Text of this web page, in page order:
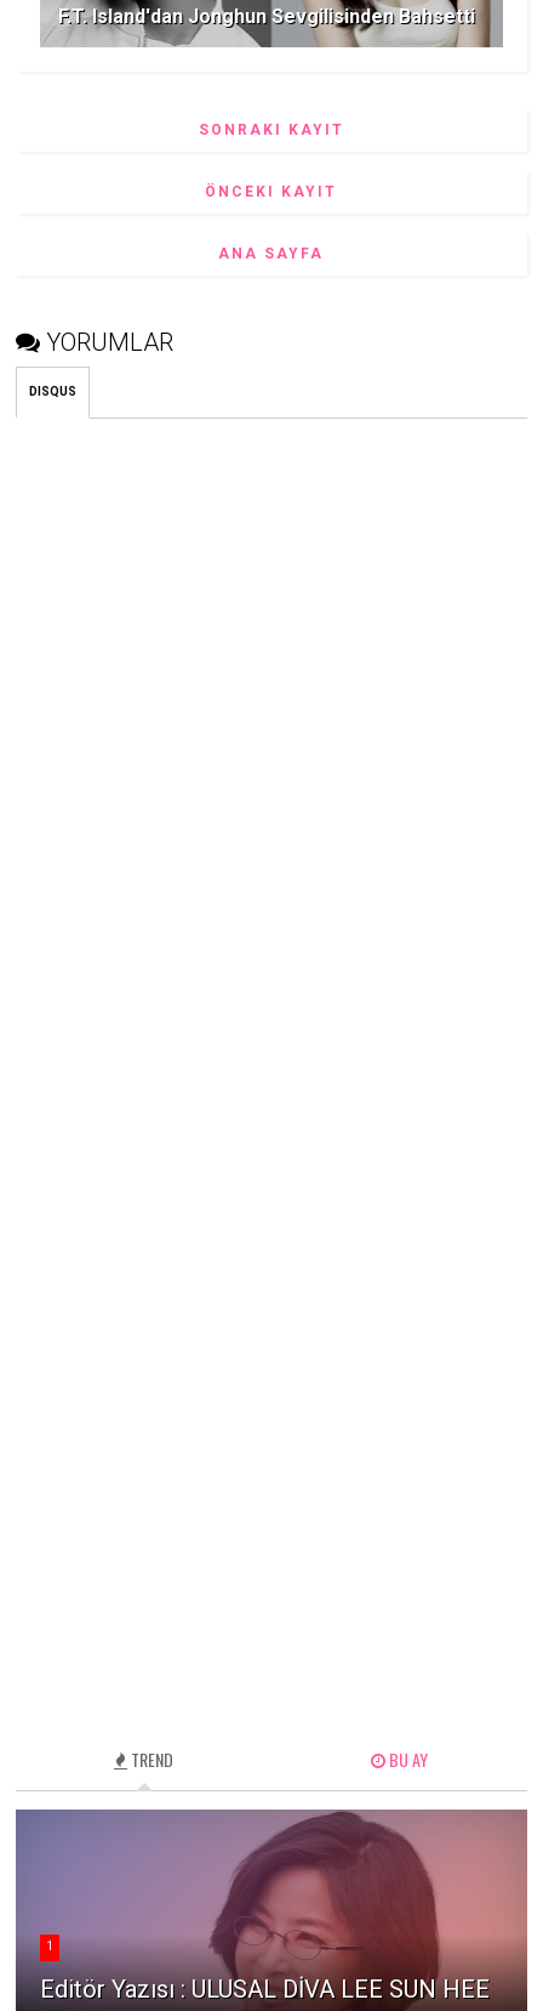
F.T. Island'dan Jonghun Sevgilisinden Bahsetti
SONRAKI KAYIT
ÖNCEKI KAYIT
ANA SAYFA
YORUMLAR
DISQUS
TREND BU AY
1
Editör Yazısı : ULUSAL DİVA LEE SUN HEE